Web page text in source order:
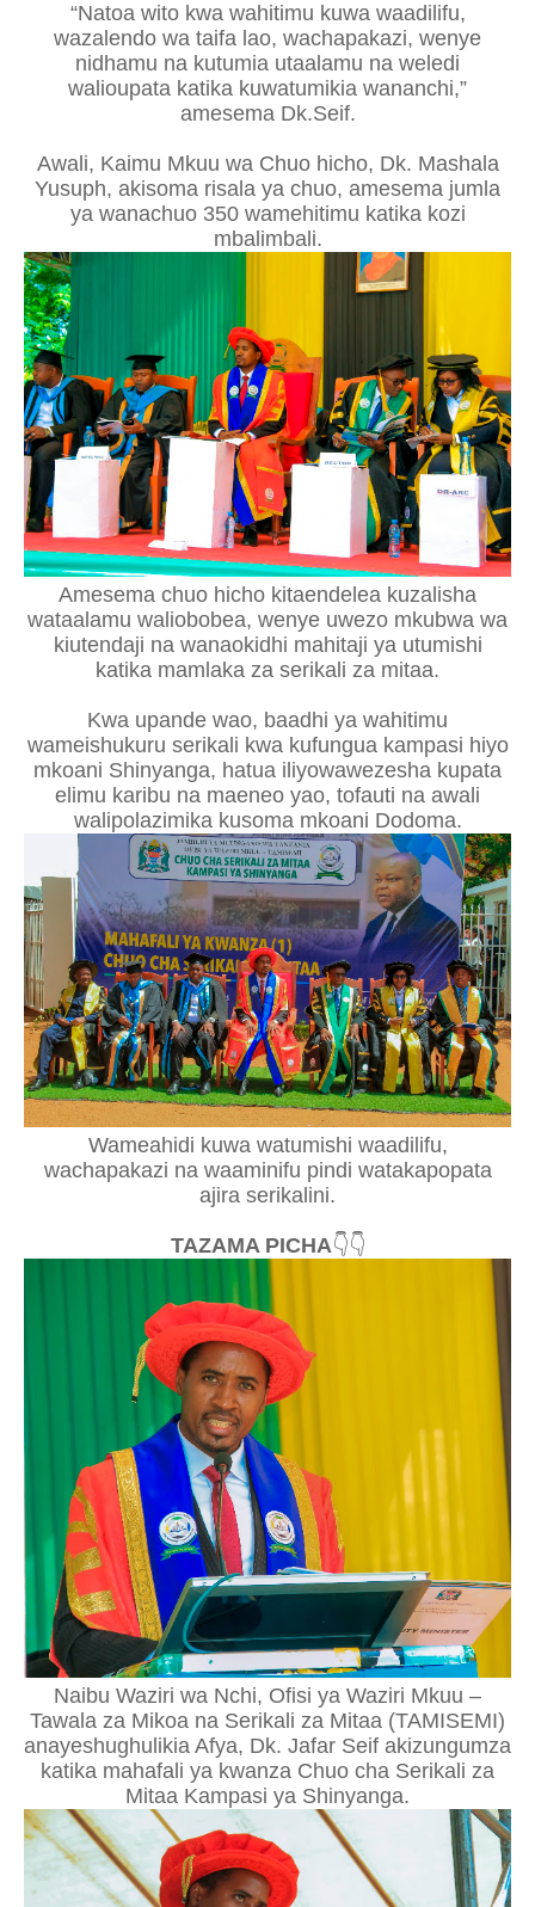
“Natoa wito kwa wahitimu kuwa waadilifu,
wazalendo wa taifa lao, wachapakazi, wenye
nidhamu na kutumia utaalamu na weledi
walioupata katika kuwatumikia wananchi,”
amesema Dk.Seif.
Awali, Kaimu Mkuu wa Chuo hicho, Dk. Mashala
Yusuph, akisoma risala ya chuo, amesema jumla
ya wanachuo 350 wamehitimu katika kozi
mbalimbali.
Amesema chuo hicho kitaendelea kuzalisha
wataalamu waliobobea, wenye uwezo mkubwa wa
kiutendaji na wanaokidhi mahitaji ya utumishi
katika mamlaka za serikali za mitaa.
Kwa upande wao, baadhi ya wahitimu
wameishukuru serikali kwa kufungua kampasi hiyo
mkoani Shinyanga, hatua iliyowawezesha kupata
elimu karibu na maeneo yao, tofauti na awali
walipolazimika kusoma mkoani Dodoma.
Wameahidi kuwa watumishi waadilifu,
wachapakazi na waaminifu pindi watakapopata
ajira serikalini.
TAZAMA PICHA👇👇
Naibu Waziri wa Nchi, Ofisi ya Waziri Mkuu –
Tawala za Mikoa na Serikali za Mitaa (TAMISEMI)
anayeshughulikia Afya, Dk. Jafar Seif akizungumza
katika mahafali ya kwanza Chuo cha Serikali za
Mitaa Kampasi ya Shinyanga.